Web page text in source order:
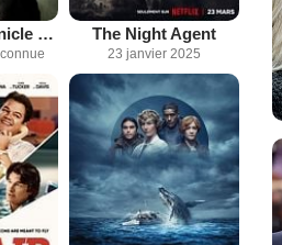
Leibniz - Chronicle of a Lost Painting The Night Agent
23 janvier 2025